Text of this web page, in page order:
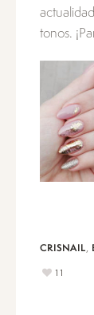
tonos.
CRISNAIL,
11